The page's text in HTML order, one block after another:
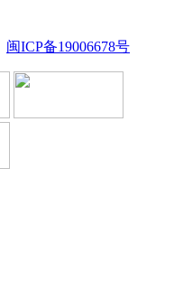
闽ICP备19006678号